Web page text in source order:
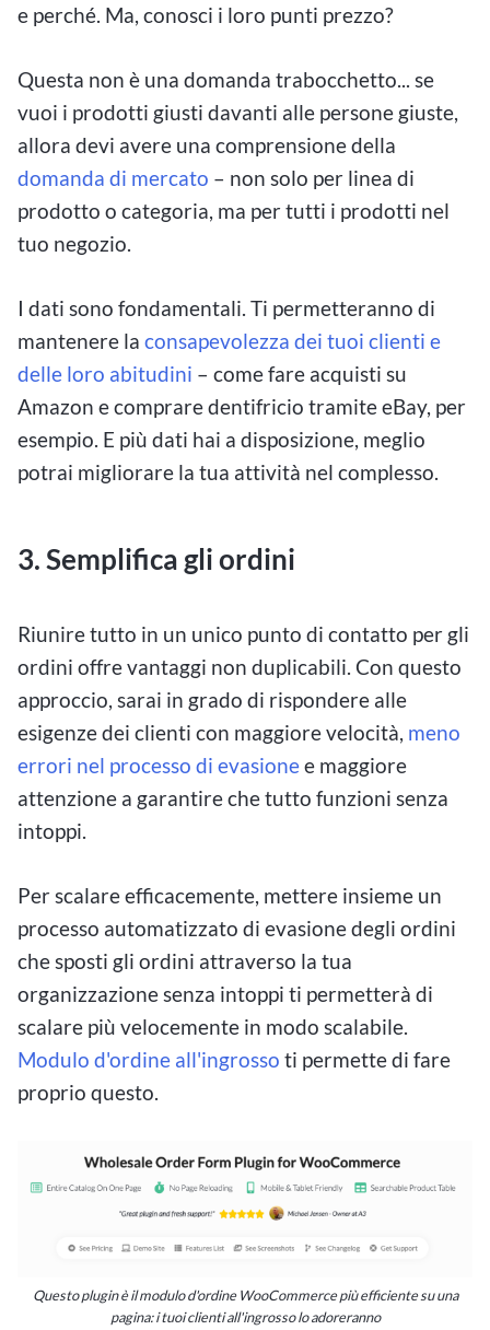
e perché. Ma, conosci i loro punti prezzo?
Questa non è una domanda trabocchetto... se
vuoi i prodotti giusti davanti alle persone giuste,
allora devi avere una comprensione della
domanda di mercato – non solo per linea di
prodotto o categoria, ma per tutti i prodotti nel
tuo negozio.
I dati sono fondamentali. Ti permetteranno di
mantenere la consapevolezza dei tuoi clienti e
delle loro abitudini – come fare acquisti su
Amazon e comprare dentifricio tramite eBay, per
esempio. E più dati hai a disposizione, meglio
potrai migliorare la tua attività nel complesso.
3. Semplifica gli ordini
Riunire tutto in un unico punto di contatto per gli
ordini offre vantaggi non duplicabili. Con questo
approccio, sarai in grado di rispondere alle
esigenze dei clienti con maggiore velocità, meno
errori nel processo di evasionee maggiore
attenzione a garantire che tutto funzioni senza
intoppi.
Per scalare efficacemente, mettere insieme un
processo automatizzato di evasione degli ordini
che sposti gli ordini attraverso la tua
organizzazione senza intoppi ti permetterà di
scalare più velocemente in modo scalabile.
Modulo d'ordine all'ingrosso ti permette di fare
proprio questo.
Questo plugin è il modulo d'ordine WooCommerce più efficiente su una
pagina: i tuoi clienti all'ingrosso lo adoreranno